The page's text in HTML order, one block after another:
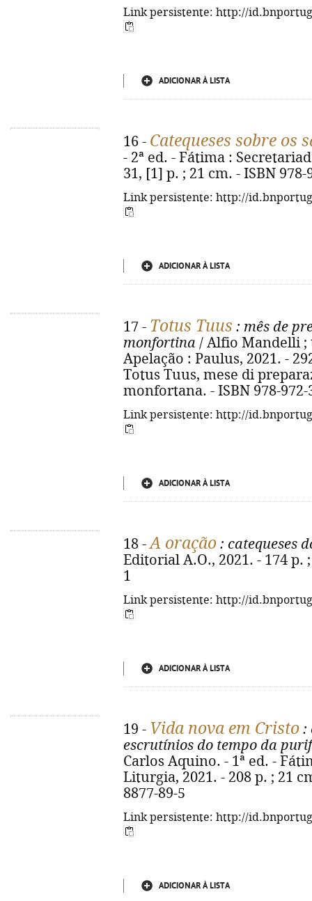
Link persistente: http://
ADICIONAR À LISTA
16 - Catequeses sobre os
- 2ª ed. - Fátima :
31, [1] p. ; 21 cm. - ISBN 978-
Link persistente: http://
ADICIONAR À LISTA
17 - Totus Tuus : mês de
monfortina / Alfio Mandelli ;
Apelação : Paulus, 2021. -
Totus Tuus, mese di
monfortana. - ISBN 978-972-
Link persistente: http://
ADICIONAR À LISTA
18 -A oração : catequeses
Editorial A.O., 2021. - 174 p.
1
Link persistente: http://
ADICIONAR À LISTA
19 - Vida nova em Cristo :
escrutínios do tempo da
Carlos Aquino. - 1ª ed. -
Liturgia, 2021. - 208 p. ; 21
8877-89-5
Link persistente: http://
ADICIONAR À LISTA